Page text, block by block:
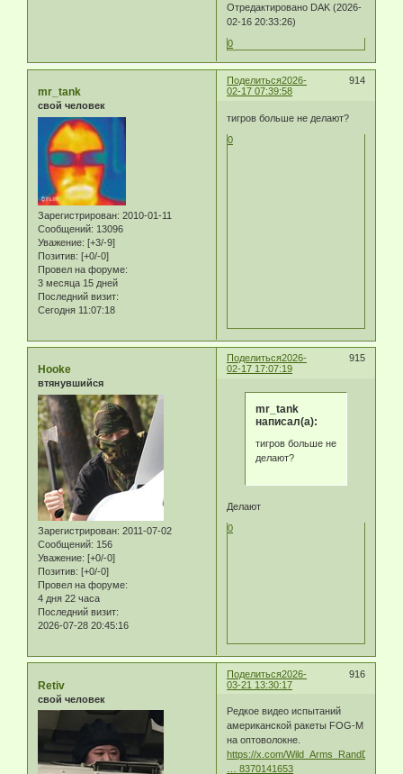
Отредактировано DAK (2026-
02-16 20:33:26)
0
Поделиться 914
2026-
02-17 07:39:58
mr_tank
свой человек
Зарегистрирован: 2010-01-11
Сообщений: 13096
Уважение: [+3/-9]
Позитив: [+0/-0]
Провел на форуме:
3 месяца 15 дней
Последний визит:
Сегодня 11:07:18
тигров больше не делают?
0
Поделиться 915
2026-
02-17 17:07:19
Hooke
втянувшийся
Зарегистрирован: 2011-07-02
Сообщений: 156
Уважение: [+0/-0]
Позитив: [+0/-0]
Провел на форуме:
4 дня 22 часа
Последний визит:
2026-07-28 20:45:16
mr_tank
написал(а):
тигров больше не
делают?
Делают
0
Поделиться 916
2026-
03-21 13:30:17
Retiv
свой человек
Редкое видео испытаний
американской ракеты FOG-M
на оптоволокне.
https://x.com/Wild_Arms_RandD/status/
… 8370141653